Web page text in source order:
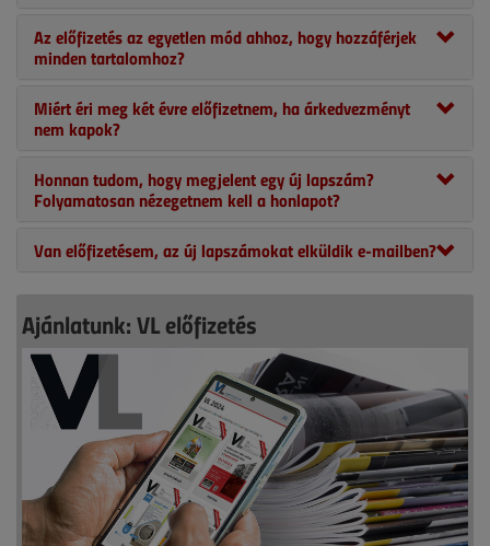
Az előfizetés az egyetlen mód ahhoz, hogy hozzáférjek
minden tartalomhoz?
Miért éri meg két évre előfizetnem, ha árkedvezményt
nem kapok?
Honnan tudom, hogy megjelent egy új lapszám?
Folyamatosan nézegetnem kell a honlapot?
Van előfizetésem, az új lapszámokat elküldik e-mailben?
Ajánlatunk: VL előfizetés